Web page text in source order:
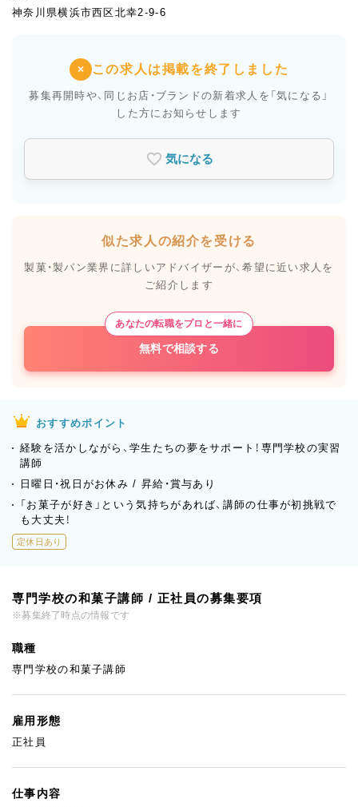
神奈川県横浜市西区北幸2-9-6
× この求人は掲載を終了しました
募集再開時や、同じお店・ブランドの新着求人を 「気になる」
した方にお知らせします
気になる
似た求人の紹介を受ける
製菓・製パン業界に詳しいアドバイザーが、希望に近い求人を
ご紹介します
あなたの転職をプロと一緒に
無料で相談する
おすすめポイント
経験を活かしながら、学生たちの夢をサポート！専門学校の実習
講師
日曜日・祝日がお休み / 昇給・賞与あり
「お菓子が好き」という気持ちがあれば、講師の仕事が初挑戦で
も大丈夫！
定休日あり
専門学校の和菓子講師 / 正社員の募集要項
※募集終了時点の情報です
職種
専門学校の和菓子講師
雇用形態
正社員
仕事内容